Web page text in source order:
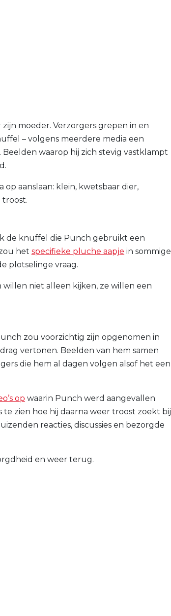
moeder. Verzorgers grepen in en
– volgens meerdere media een
waarop hij zich stevig vastklampt
op aanslaan: klein, kwetsbaar dier,
troost.
de knuffel die Punch gebruikt een
het specifieke pluche aapje in sommige
plotselinge vraag.
niet alleen kijken, ze willen een
zou voorzichtig zijn opgenomen in
vertonen. Beelden van hem samen
die hem al dagen volgen alsof het een
op waarin Punch werd aangevallen
zien hoe hij daarna weer troost zoekt bij
reacties, discussies en bezorgde
en weer terug.